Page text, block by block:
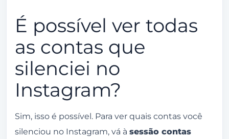
É possível ver todas
as contas que
silenciei no
Instagram?
Sim, isso é possível. Para ver quais contas você
silenciou no Instagram, vá à sessão contas